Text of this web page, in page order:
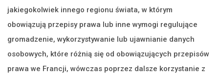
jakiegokolwiek innego regionu świata, w którym
obowiązują przepisy prawa lub inne wymogi regulujące
gromadzenie, wykorzystywanie lub ujawnianie danych
osobowych, które różnią się od obowiązujących przepisów
prawa we Francji, wówczas poprzez dalsze korzystanie z